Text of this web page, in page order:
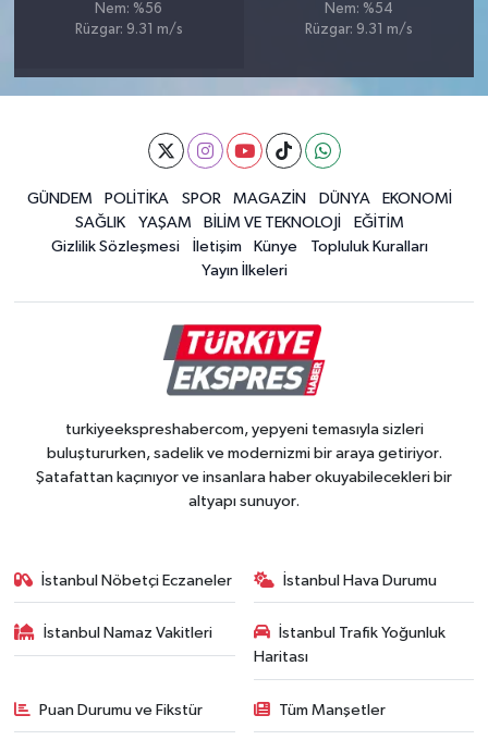
Nem: %56
Rüzgar: 9.31 m/s
Nem: %54
Rüzgar: 9.31 m/s
GÜNDEM POLİTİKA SPOR MAGAZİN DÜNYA
EKONOMİ
SAĞLIK
YAŞAM BİLİM VE TEKNOLOJİ
EĞİTİM
Gizlilik Sözleşmesi
İletişim Künye
Topluluk Kuralları
Yayın İlkeleri
turkiyeekspreshabercom, yepyeni temasıyla sizleri
buluştururken, sadelik ve modernizmi bir araya getiriyor.
Şatafattan kaçınıyor ve insanlara haber okuyabilecekleri bir
altyapı sunuyor.
İstanbul Nöbetçi Eczaneler İstanbul Hava Durumu
İstanbul Namaz Vakitleri
İstanbul Trafik Yoğunluk
Haritası
Puan Durumu ve Fikstür Tüm Manşetler